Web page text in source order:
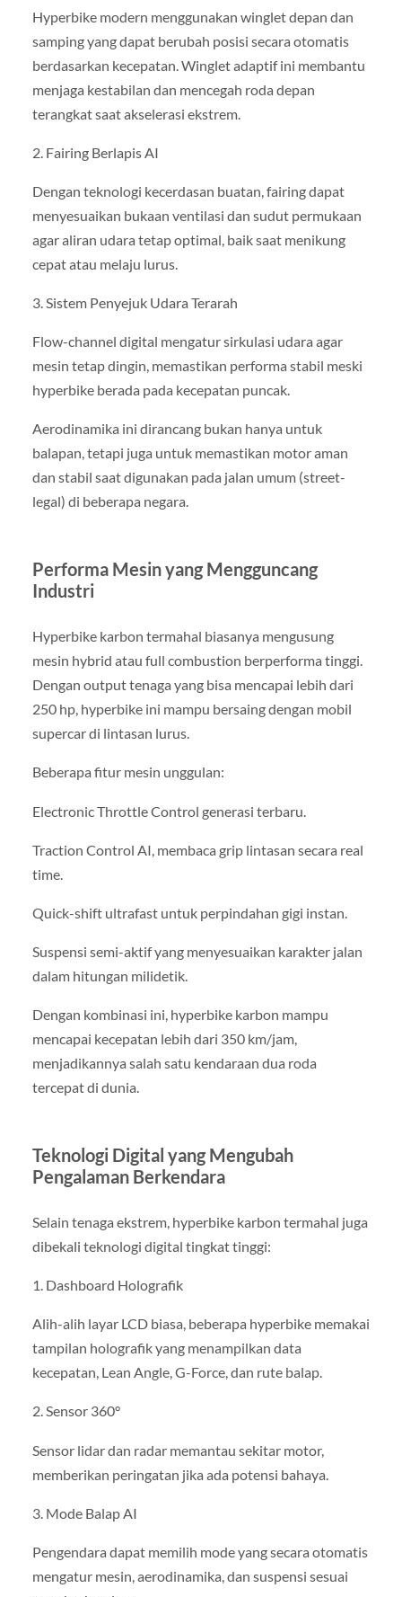
Hyperbike modern menggunakan winglet depan dan
samping yang dapat berubah posisi secara otomatis
berdasarkan kecepatan. Winglet adaptif ini membantu
menjaga kestabilan dan mencegah roda depan
terangkat saat akselerasi ekstrem.
2. Fairing Berlapis AI
Dengan teknologi kecerdasan buatan, fairing dapat
menyesuaikan bukaan ventilasi dan sudut permukaan
agar aliran udara tetap optimal, baik saat menikung
cepat atau melaju lurus.
3. Sistem Penyejuk Udara Terarah
Flow-channel digital mengatur sirkulasi udara agar
mesin tetap dingin, memastikan performa stabil meski
hyperbike berada pada kecepatan puncak.
Aerodinamika ini dirancang bukan hanya untuk
balapan, tetapi juga untuk memastikan motor aman
dan stabil saat digunakan pada jalan umum (street-
legal) di beberapa negara.
Performa Mesin yang Mengguncang
Industri
Hyperbike karbon termahal biasanya mengusung
mesin hybrid atau full combustion berperforma tinggi.
Dengan output tenaga yang bisa mencapai lebih dari
250 hp, hyperbike ini mampu bersaing dengan mobil
supercar di lintasan lurus.
Beberapa fitur mesin unggulan:
Electronic Throttle Control generasi terbaru.
Traction Control AI, membaca grip lintasan secara real
time.
Quick-shift ultrafast untuk perpindahan gigi instan.
Suspensi semi-aktif yang menyesuaikan karakter jalan
dalam hitungan milidetik.
Dengan kombinasi ini, hyperbike karbon mampu
mencapai kecepatan lebih dari 350 km/jam,
menjadikannya salah satu kendaraan dua roda
tercepat di dunia.
Teknologi Digital yang Mengubah
Pengalaman Berkendara
Selain tenaga ekstrem, hyperbike karbon termahal juga
dibekali teknologi digital tingkat tinggi:
1. Dashboard Holografik
Alih-alih layar LCD biasa, beberapa hyperbike memakai
tampilan holografik yang menampilkan data
kecepatan, Lean Angle, G-Force, dan rute balap.
2. Sensor 360°
Sensor lidar dan radar memantau sekitar motor,
memberikan peringatan jika ada potensi bahaya.
3. Mode Balap AI
Pengendara dapat memilih mode yang secara otomatis
mengatur mesin, aerodinamika, dan suspensi sesuai